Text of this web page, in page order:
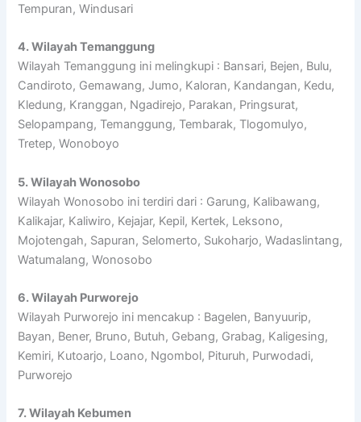
Tempuran, Windusari
4. Wilayah Temanggung
Wilayah Temanggung ini melingkupi : Bansari, Bejen, Bulu,
Candiroto, Gemawang, Jumo, Kaloran, Kandangan, Kedu,
Kledung, Kranggan, Ngadirejo, Parakan, Pringsurat,
Selopampang, Temanggung, Tembarak, Tlogomulyo,
Tretep, Wonoboyo
5. Wilayah Wonosobo
Wilayah Wonosobo ini terdiri dari : Garung, Kalibawang,
Kalikajar, Kaliwiro, Kejajar, Kepil, Kertek, Leksono,
Mojotengah, Sapuran, Selomerto, Sukoharjo, Wadaslintang,
Watumalang, Wonosobo
6. Wilayah Purworejo
Wilayah Purworejo ini mencakup : Bagelen, Banyuurip,
Bayan, Bener, Bruno, Butuh, Gebang, Grabag, Kaligesing,
Kemiri, Kutoarjo, Loano, Ngombol, Pituruh, Purwodadi,
Purworejo
7. Wilayah Kebumen